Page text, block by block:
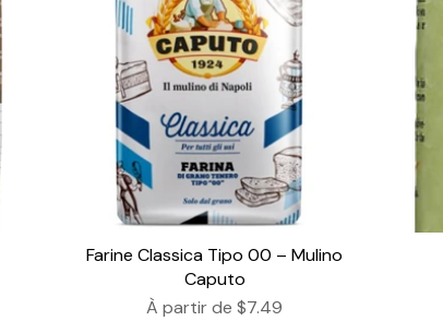
Farine Classica Tipo 00 – Mulino
Caputo
À partir de $7.49